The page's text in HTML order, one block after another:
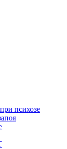
психозе